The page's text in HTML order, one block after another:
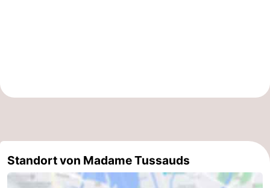
Parken
Tipps
Standort von Madame Tussauds